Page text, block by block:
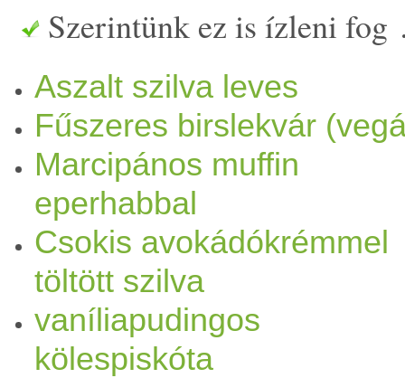
sütöttem. Nagy örömömre
cukrot, pont elégédes
Szerintünk ez is ízleni
Aszalt szilva leves
Fűszeres birslekvár
Marcipános muffin
eperhabbal
Csokis avokádókrémmel
töltött szilva
vaníliapudingos
kölespiskóta